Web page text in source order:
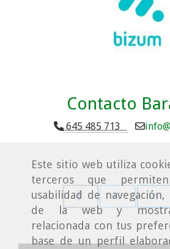
Este sitio web utiliza
terceros que
usabilidad de
de la web y
relacionada con tus
base de un perfil
Contacto
645 485 713 info